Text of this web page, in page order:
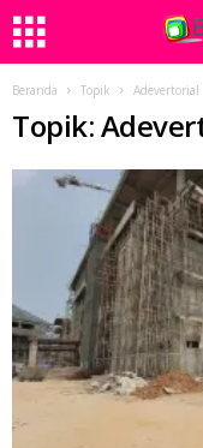
Beranda Topik Adevertorial
Topik: